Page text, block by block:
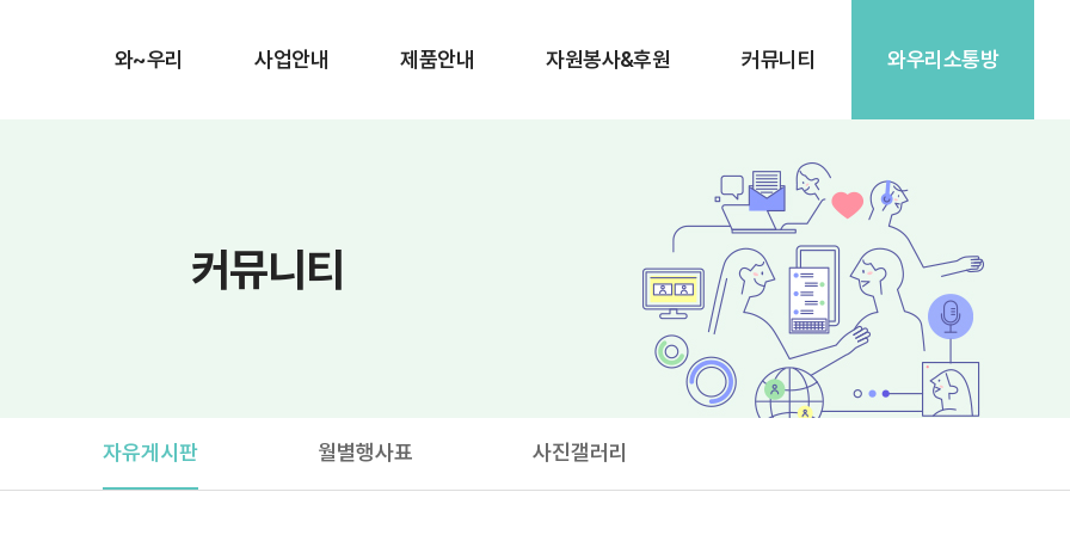
와~우리 사업안내 제품안내 자원봉사&후원 커뮤니티 와우리소통방
커뮤니티
자유게시판 월별행사표 사진갤러리